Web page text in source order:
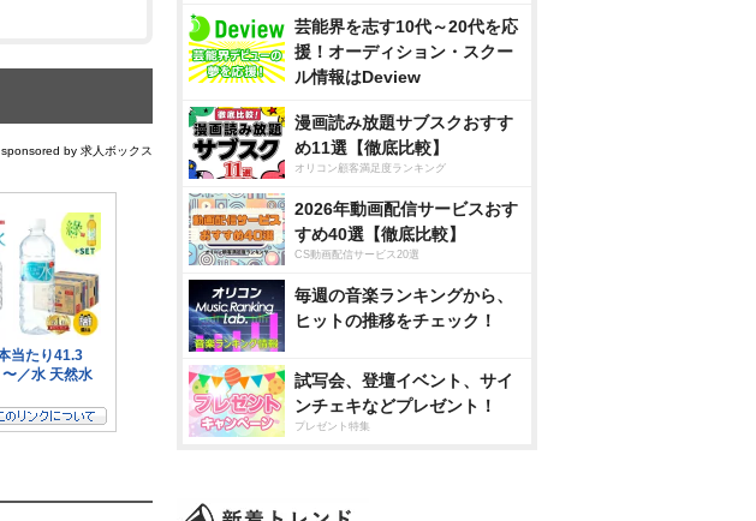
sponsored by 求人ボックス
芸能界を志す10代～20代を応
援！オーディション・スクー
ル情報はDeview
漫画読み放題サブスクおすす
め11選【徹底比較】
オリコン顧客満足度ランキング
2026年動画配信サービスおす
すめ40選【徹底比較】
CS動画配信サービス20選
毎週の音楽ランキングから、
ヒットの推移をチェック！
試写会、登壇イベント、サイ
ンチェキなどプレゼント！
プレゼント特集